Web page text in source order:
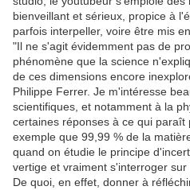
bienveillant et sérieux, propice à
parfois interpeller, voire être mis
"Il ne s'agit évidemment pas de
phénomène que la science
de ces dimensions encore
Philippe Ferrer. Je m'intéresse
scientifiques, et notamment à la
certaines réponses à ce qui
exemple que 99,99 % de la
quand on étudie le principe
vertige et vraiment s'interroger sur
De quoi, en effet, donner à